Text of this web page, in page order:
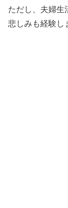
ただし、夫婦生
悲しみも経験し